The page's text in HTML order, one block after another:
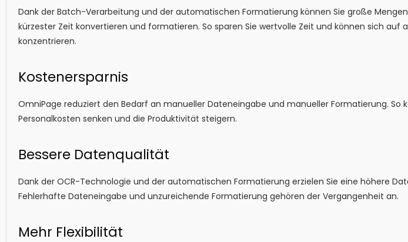
Dank der Batch-Verarbeitung und der automatischen Formatierung können Sie große
kürzester Zeit konvertieren und formatieren. So sparen Sie wertvolle Zeit und können sich auf
konzentrieren.
Kostenersparnis
OmniPage reduziert den Bedarf an manueller Dateneingabe und manueller Formatierung. So
Personalkosten senken und die Produktivität steigern.
Bessere Datenqualität
Dank der OCR-Technologie und der automatischen Formatierung erzielen Sie eine höhere
Fehlerhafte Dateneingabe und unzureichende Formatierung gehören der Vergangenheit an.
Mehr Flexibilität